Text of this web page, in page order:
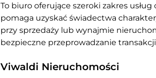
To biuro oferujące szeroki zakres
pomaga uzyskać świadectwa
przy sprzedaży lub wynajmie
bezpieczne przeprowadzanie
Viwaldi Nieruchomości